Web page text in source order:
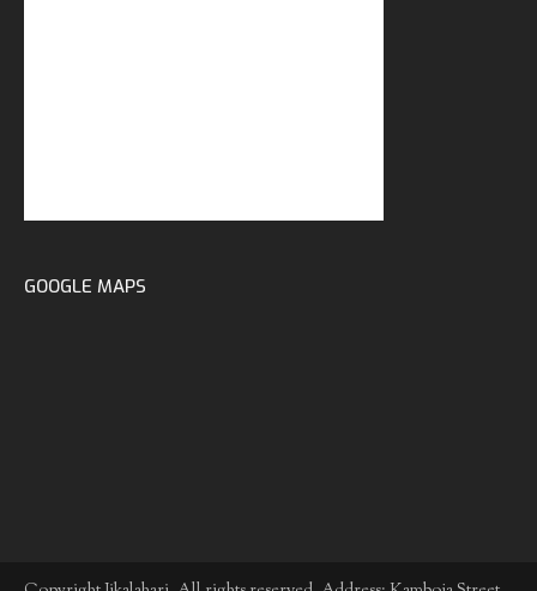
GOOGLE MAPS